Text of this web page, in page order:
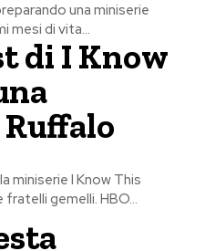
una miniserie
mesi di vita...
di I Know
miniserie I Know This
gemelli. HBO...